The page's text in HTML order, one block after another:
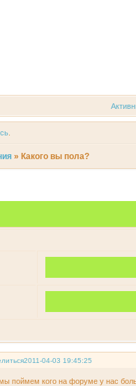
.
» Какого вы пола?
2011-04-03 19:45:25
поймем кого на форуме у нас